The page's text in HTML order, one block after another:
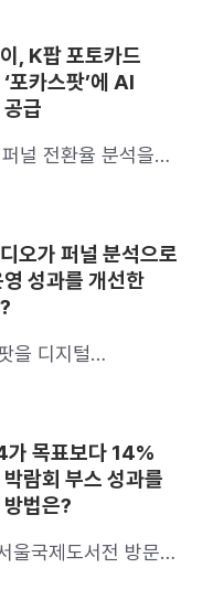
, K팝 포토카드
포카스팟’에 AI
급
널 전환율 분석을
오가 퍼널 분석으로
성과를 개선한
을 디지털
목표보다 14%
람회 부스 성과를
법은?
울국제도서전 방문객